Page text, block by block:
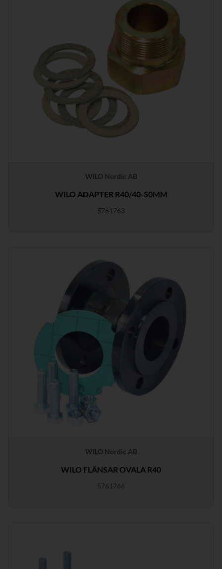
WILO Nordic AB
WILO ADAPTER R40/40-50MM
5761763
WILO Nordic AB
WILO FLÄNSAR OVALA R40
5761766